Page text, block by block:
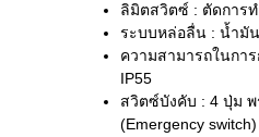
ลิมิตสวิตซ์ : ตัดการ
ระบบหล่อลื่น : น้ำมัน
ความสามารถในกา
IP55
สวิตซ์บังคับ : 4 ปุ่ม
(Emergency switch)